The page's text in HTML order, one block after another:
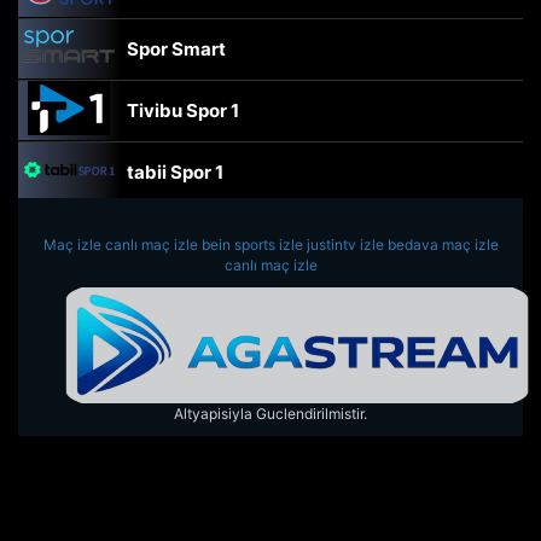
Spor Smart
Tivibu Spor 1
tabii Spor 1
TRT Spor
beIN Sports Haber
tabii Spor
A Spor
Maç izle canlı maç izle bein sports izle justintv izle bedava maç izle
canlı maç izle
Altyapisiyla Guclendirilmistir.